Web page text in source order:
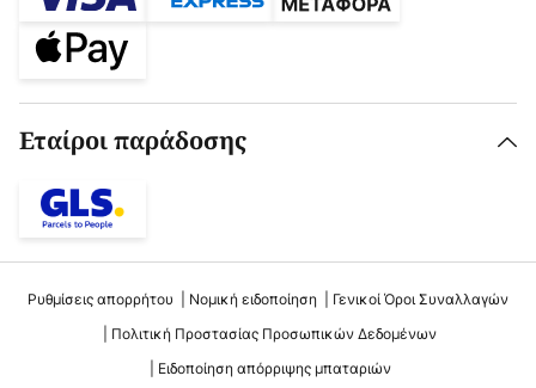
Εταίροι παράδοσης
Ρυθμίσεις απορρήτου Νομική ειδοποίηση
Γενικοί Όροι Συναλλαγών
Πολιτική Προστασίας Προσωπικών Δεδομένων
Ειδοποίηση απόρριψης μπαταριών